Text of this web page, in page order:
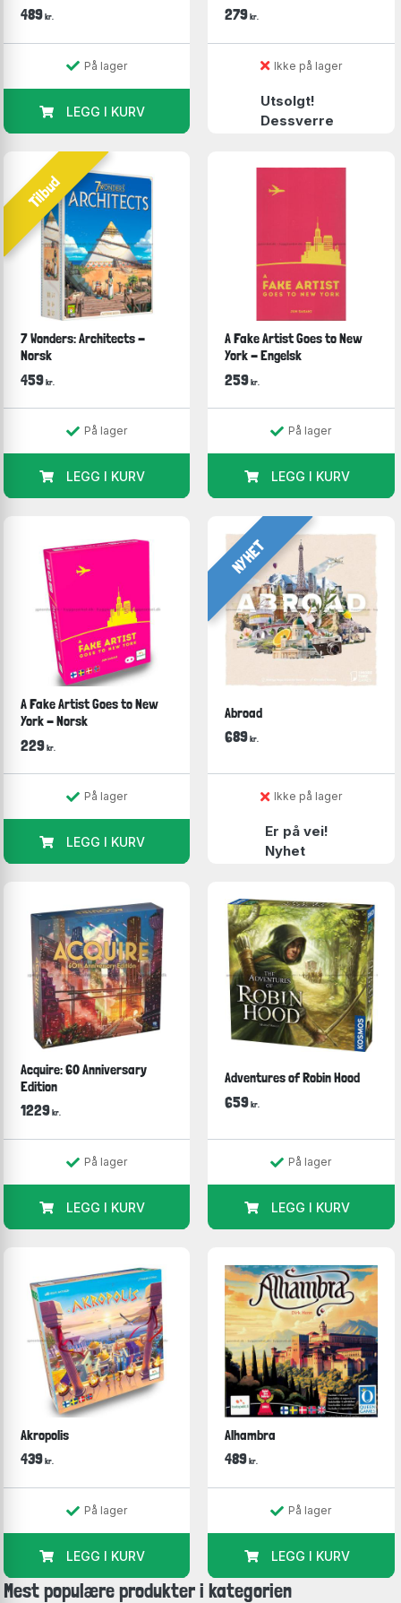
489 kr.
På lager
LEGG I KURV
279kr.
Ikke på lager
Utsolgt!
Dessverre
Tilbud
7 Wonders: Architects -
Norsk
459 kr.
På lager
LEGG I KURV
A Fake Artist Goes to New
York - Engelsk
259kr.
På lager
LEGG I KURV
A Fake Artist Goes to New
York - Norsk
229 kr.
På lager
LEGG I KURV
NYHET
Abroad
689kr.
Ikke på lager
Er på vei!
Nyhet
Acquire: 60 Anniversary
Edition
1229 kr.
På lager
LEGG I KURV
Adventures of Robin Hood
659kr.
På lager
LEGG I KURV
Akropolis
439 kr.
På lager
LEGG I KURV
Alhambra
489kr.
På lager
LEGG I KURV
Mest populære produkter i kategorien